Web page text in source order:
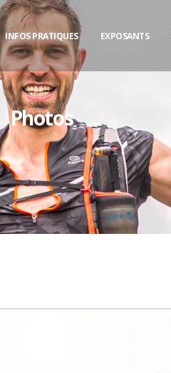
INFOS PRATIQUES EXPOSANTS
Photos